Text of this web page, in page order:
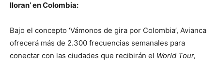
lloran’ en Colombia:
Bajo el concepto ‘Vámonos de gira por Colombia’, Avianca
ofrecerá más de 2.300 frecuencias semanales para
conectar con las ciudades que recibirán el World Tour,